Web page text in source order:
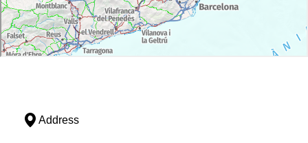
Address